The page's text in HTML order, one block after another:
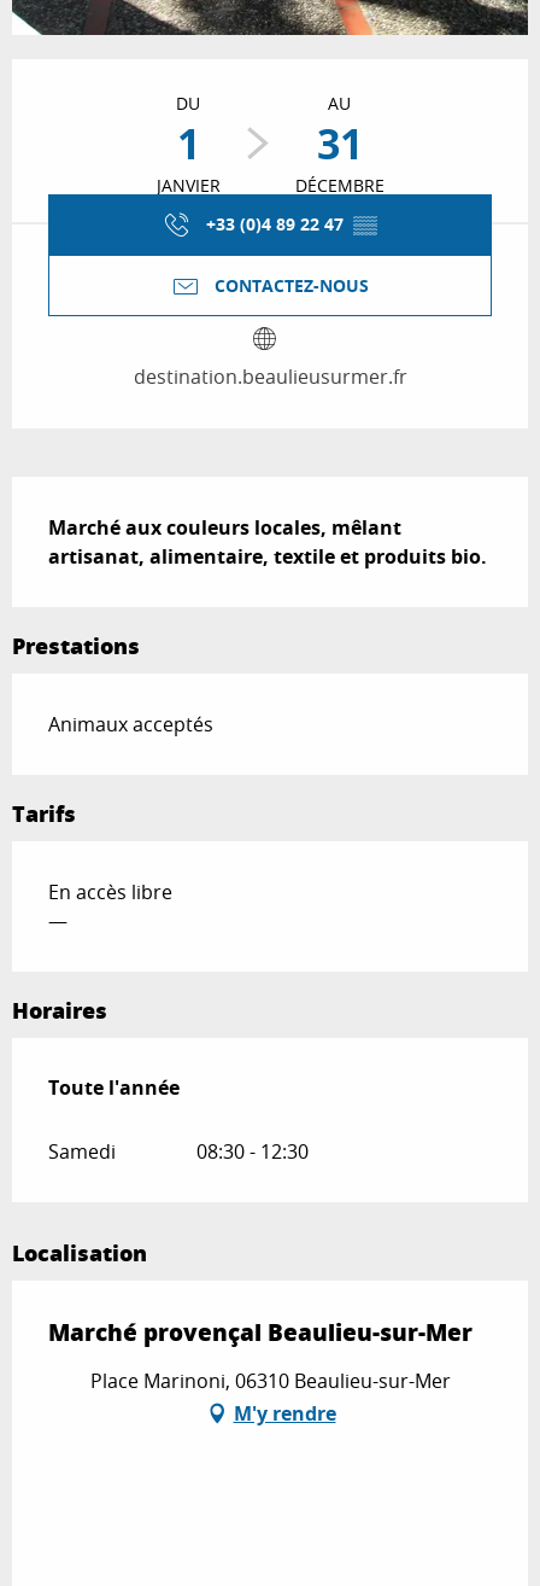
DU
1
JANVIER
AU
31
DÉCEMBRE
+33 (0)4 89 22 47 ▒▒
CONTACTEZ-NOUS
destination.beaulieusurmer.fr
Marché aux couleurs locales, mêlant
artisanat, alimentaire, textile et produits bio.
Prestations
Animaux acceptés
Tarifs
En accès libre
—
Horaires
Toute l'année
Toute l'année
Samedi 08:30 - 12:30
Localisation
Marché provençal Beaulieu-sur-Mer
Place Marinoni, 06310 Beaulieu-sur-Mer
M'y rendre